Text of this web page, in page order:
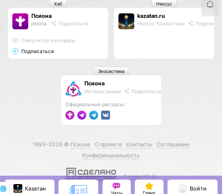
Псиона
psiona Поделиться
Cимулятор ноосферы
Подписаться
Хаб
kazatan.ru
Нексус Казахстана
Нексус
Псиона
Метаорганизм Поделиться
Официальные ресурсы:
Экосистема
1995–2026 © Псиона О проекте Контакты
Соглашение
Конфиденциальность
С нами КО 🕉️
Казатан
Чаты Гринд
Войти